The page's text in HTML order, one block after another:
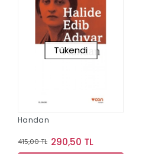
Tükendi
Handan
415,00 TL 290,50 TL